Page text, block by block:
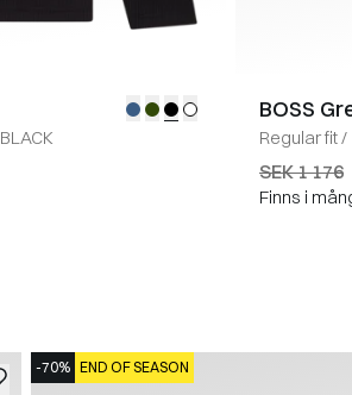
BLACK
BOSS
Regular fit/
SEK 1 176
Finns i
-70% END OF SEASON